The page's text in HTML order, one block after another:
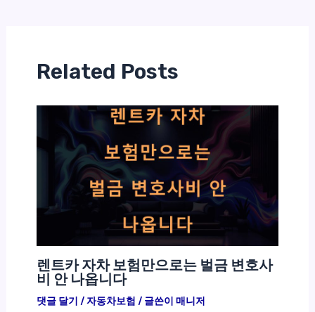
Related Posts
렌트카 자차 보험만으로는 벌금 변호사
비 안 나옵니다
댓글 달기 /자동차보험 / 글쓴이 매니저